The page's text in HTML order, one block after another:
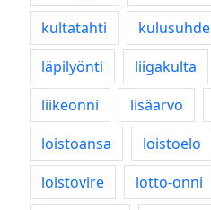
kultatahti
kulusuhde
läpilyönti
liigakulta
liikeonni
lisäarvo
loistoansa
loistoelo
loistovire
lotto-onni